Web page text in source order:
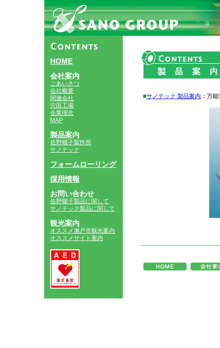
HOME
会社案内
ごあいさつ
会社概要
関連会社
穴田工場
企業理念
MAP
製品案内
佐野螺子製作所
サノテック
フォームローリング
採用情報
お問い合わせ
佐野螺子製品に関して
サノテック製品に関して
観光案内
オススメ瀬戸市観光案内
オススメサイト案内
■サノテック 製品案内 ：万